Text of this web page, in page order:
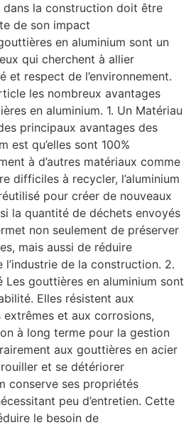
dans la construction doit être
de son impact
en aluminium sont un
qui cherchent à allier
et respect de l’environnement.
les nombreux avantages
en aluminium. 1. Un Matériau
principaux avantages des
est qu’elles sont 100%
à d’autres matériaux comme
difficiles à recycler, l’aluminium
pour créer de nouveaux
la quantité de déchets envoyés
non seulement de préserver
mais aussi de réduire
l’industrie de la construction. 2.
gouttières en aluminium sont
Elles résistent aux
et aux corrosions,
à long terme pour la gestion
aux gouttières en acier
et se détériorer
conserve ses propriétés
peu d’entretien. Cette
le besoin de